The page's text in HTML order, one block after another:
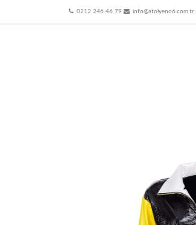
0212 246 46 79 info@atolyeno6.com.tr